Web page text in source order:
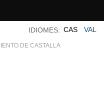
DE CASTALLA
IDIOMES: CAS VAL